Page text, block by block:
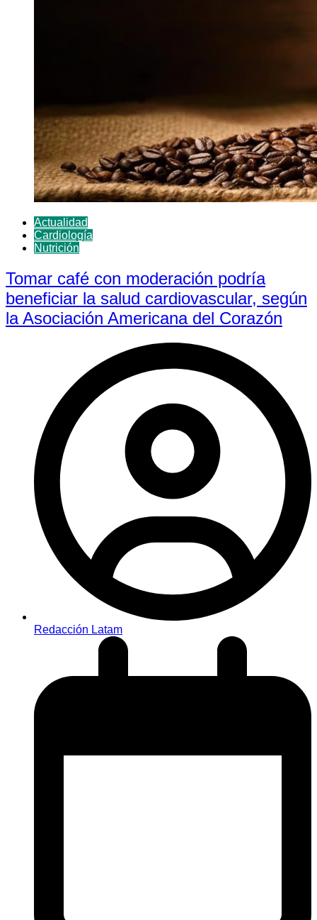
Actualidad
Cardiología
Nutrición
Tomar café con moderación podría
beneficiar la salud cardiovascular, según
la Asociación Americana del Corazón
Redacción Latam